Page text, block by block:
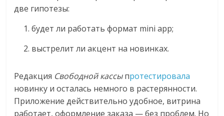
две гипотезы:
будет ли работать формат mini app;
выстрелит ли акцент на новинках.
Редакция Свободной кассыпротестировала
новинку и осталась немного в растерянности.
Приложение действительно удобное, витрина
работает, оформление заказа — без проблем. Но